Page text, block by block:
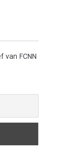
van FCNN